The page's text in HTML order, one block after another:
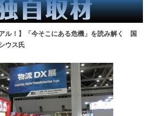
ル！】「今そこにある危機」を読み解く 国
ウス氏